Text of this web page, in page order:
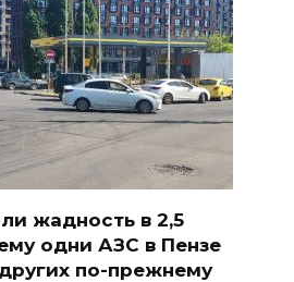
жадность в 2,5
одни АЗС в Пензе
по-прежнему